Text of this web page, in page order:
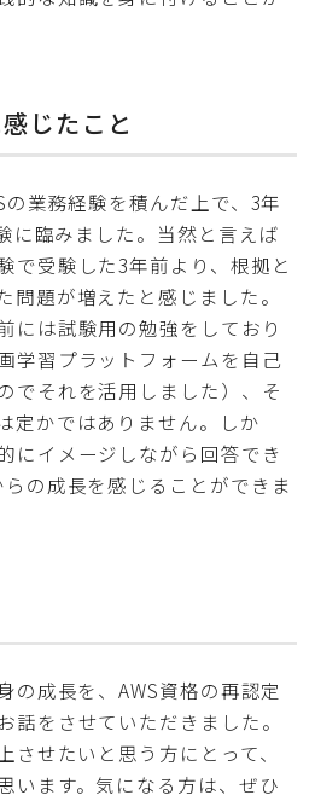
じたこと
の業務経験を積んだ上で、3年
に臨みました。当然と言えば
で受験した3年前より、根拠と
問題が増えたと感じました。
には試験用の勉強をしており
学習プラットフォームを自己
でそれを活用しました）、そ
定かではありません。しか
にイメージしながら回答でき
の成長を感じることができま
の成長を、AWS資格の再認定
話をさせていただきました。
させたいと思う方にとって、
います。気になる方は、ぜひ